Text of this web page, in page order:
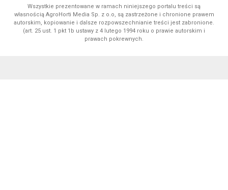
Wszystkie prezentowane w ramach niniejszego portalu treści są
własnością AgroHorti Media Sp. z o.o, są zastrzeżone i chronione prawem
autorskim, kopiowanie i dalsze rozpowszechnianie treści jest zabronione.
(art. 25 ust. 1 pkt 1b ustawy z 4 lutego 1994 roku o prawie autorskim i
prawach pokrewnych.